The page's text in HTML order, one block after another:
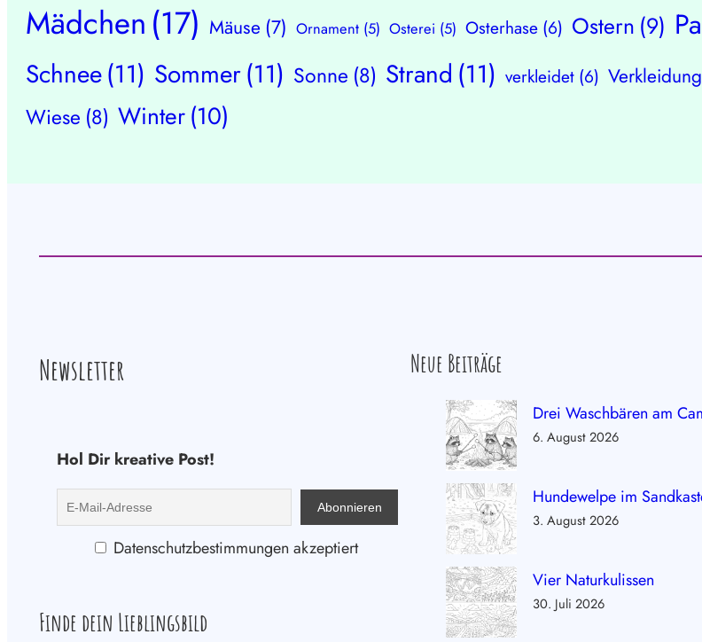
Mädchen (17) Mäuse (7) Ornament (5) Osterei (5) Osterhase (6) Ostern (9)
Schnee(11) Sommer(11) Sonne (8) Strand (11) verkleidet (6) Verkleidung
Wiese (8) Winter(10)
Newsletter
Hol Dir kreative Post!
Datenschutzbestimmungen akzeptiert
Finde dein Lieblingsbild
Neue Beiträge
Drei Waschbären am
6. August 2026
Hundewelpe im
3. August 2026
Vier Naturkulissen
30. Juli 2026